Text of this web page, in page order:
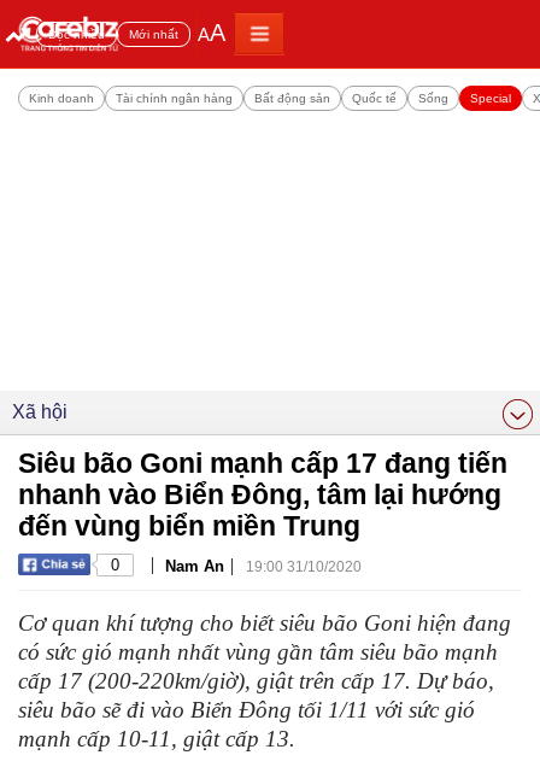
Đọc nhiều Mới nhất AA
Kinh doanh Tài chính ngân hàng Bất động sản Quốc tế Sống Special
Xã hội
Siêu bão Goni mạnh cấp 17 đang tiến
nhanh vào Biển Đông, tâm lại hướng
đến vùng biển miền Trung
0 | Nam An | 19:00 31/10/2020
Cơ quan khí tượng cho biết siêu bão Goni hiện đang
có sức gió mạnh nhất vùng gần tâm siêu bão mạnh
cấp 17 (200-220km/giờ), giật trên cấp 17. Dự báo,
siêu bão sẽ đi vào Biển Đông tối 1/11 với sức gió
mạnh cấp 10-11, giật cấp 13.